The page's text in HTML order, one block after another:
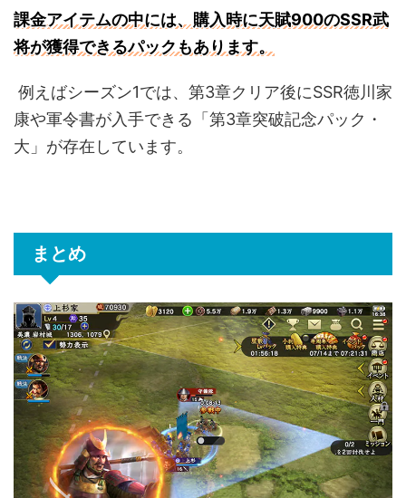
課金アイテムの中には、購入時に天賦900のSSR武
将が獲得できるパックもあります。
例えばシーズン1では、第3章クリア後にSSR徳川家
康や軍令書が入手できる「第3章突破記念パック・
大」が存在しています。
まとめ